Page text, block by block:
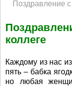
Поздравление
коллеге
Каждому из нас
пять – бабка
но любая